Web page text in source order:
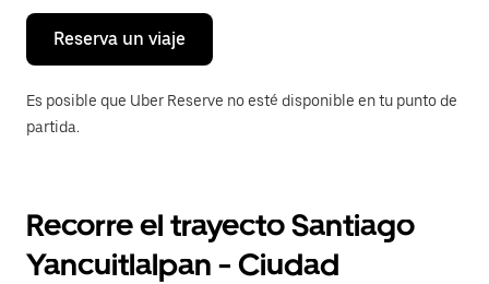
Reserva un viaje
Es posible que Uber Reserve no esté disponible en tu punto de
partida.
Recorre el trayecto Santiago
Yancuitlalpan - Ciudad